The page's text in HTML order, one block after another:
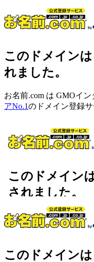
このドメイン
れました。
お名前.com は GMOイ
アNo.1のドメイン登録サ
このドメイン